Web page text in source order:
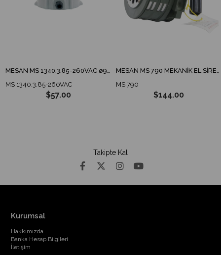
MESAN MS 1340.3.85-260VAC ø90 ENDÜSTRİYEL İKAZ LAMBA TABAN MONTAJ
MS 1340.3.85-260VAC
$57.00
MESAN MS 790 MEKANİK EL SİRENİ
MS 790
$144.00
Takipte Kal
Kurumsal
Hakkımızda
Banka Hesap Bilgileri
İletişim